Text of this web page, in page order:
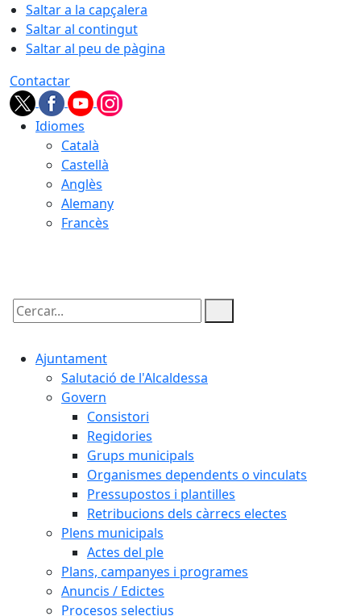
Saltar a la capçalera
Saltar al contingut
Saltar al peu de pàgina
Contactar
Idiomes
Català
Castellà
Anglès
Alemany
Francès
Cercar:
Ajuntament
Salutació de l'Alcaldessa
Govern
Consistori
Regidories
Grups municipals
Organismes dependents o vinculats
Pressupostos i plantilles
Retribucions dels càrrecs electes
Plens municipals
Actes del ple
Plans, campanyes i programes
Anuncis / Edictes
Procesos selectius